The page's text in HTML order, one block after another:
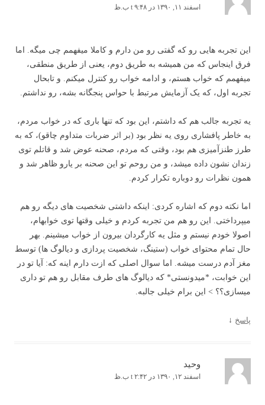
اسفند ۱۱, ۱۳۹۰ در t ۹:۴۸ ب.ظ
این تجربه هایی رو که گفتی رو من دارم و کاملا میفهمم چی میگه. اما
فرق اینجاس که من همیشه به طریق دوم، یعنی از طریق منطقی،
میفهمم که خواب هستم، و ادامه خواب رو کنترل میکنم. و تابحال
تجربه اول، که یک آزمایش مرتبط با حواس پنجگانه بشه، رو نداشتم.
یه تجربه جالب هم که داشتم، این بود که تنها باری که در خواب مردم،
به خاطر پافشاری روی یه نظر بود (بر اثر ضربات متداوم چاقو)، که به
طرز طنزآمیزی هم بود، وقتی که مردم، صحنه عوض شد و قاتلم توی
زندان نشون داده میشد، و من روحم تو این صحنه بر یارو ظاهر شد و
همون نظرات رو دوباره تکرار کردم.
اما نکته دوم که اشاره کردی: اینکه داشتی شخصیت های دیگه رو هم
میپرداختی. این رو هم من تجربه کردم و خیلی وقتها توی خوابهام،
اصولا خودم نیستم و مثل یه کارگردان بیرون از خواب میشینم. بهر
حال تمام محتوای خواب (ستینگ، شخصیت پردازی و دیالوگ ها) توسط
مغز آدم درست میشه. اما سوال اصلی که ازت دارم اینه که: آیا تو در
این خوابت، *میدونستی* که دیالوگ های طرف مقابل رو هم تو داری
میسازی؟؟ > این برام خیلی جالبه.
پاسخ ↓
وحید
اسفند ۱۲, ۱۳۹۰ در t ۲:۴۲ ب.ظ